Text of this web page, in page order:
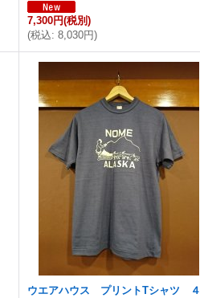
7,300円(税別)
(税込: 8,030円)
ウエアハウス プリントTシャツ ４